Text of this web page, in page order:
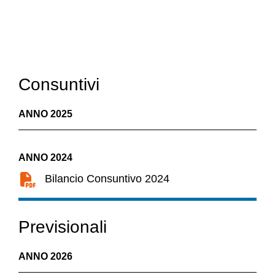
Consuntivi
ANNO 2025
ANNO 2024
Bilancio Consuntivo 2024
Previsionali
ANNO 2026